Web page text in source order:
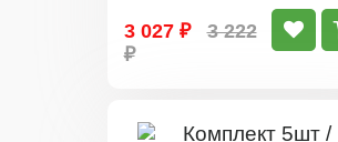
3 027 ₽
3 222
₽